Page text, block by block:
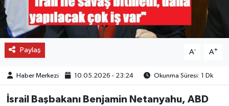
Paylaş A- A+
Haber Merkezi 10.05.2026 - 23:24 Okunma Süresi: 1 Dk
İsrail Başbakanı Benjamin Netanyahu, ABD
FİNANS